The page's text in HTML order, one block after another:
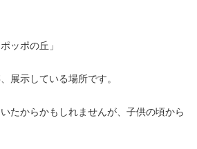
ッポの丘」
展示している場所です。
たからかもしれませんが、子供の頃から